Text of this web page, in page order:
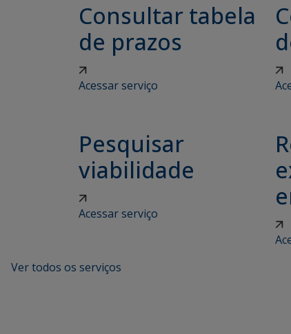
Consultar tabela
de prazos
Acessar serviço
Pesquisar
viabilidade
Acessar serviço
Ver todos os serviços